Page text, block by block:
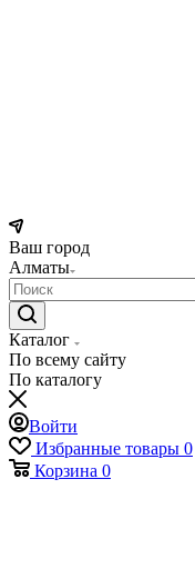
Ваш город
Алматы
Каталог
По всему сайту
По каталогу
Войти
Избранные товары 0
Корзина 0